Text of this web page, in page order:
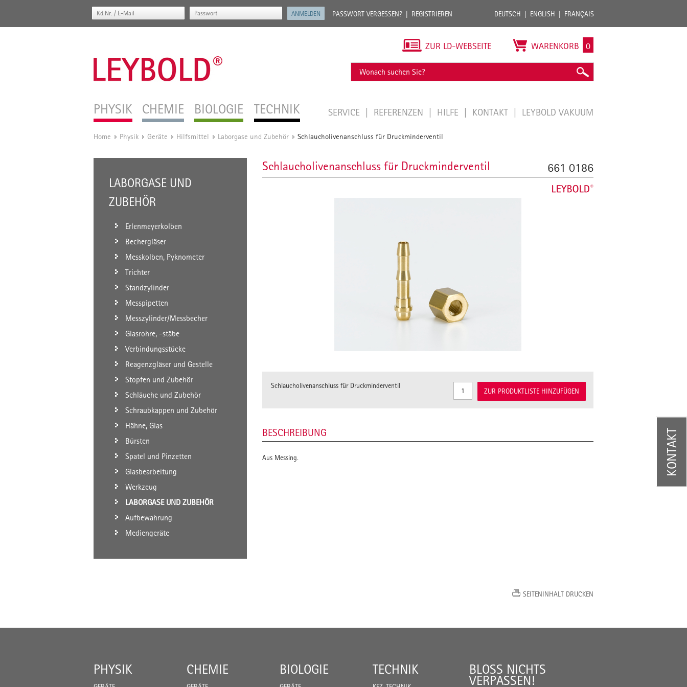
PASSWORT VERGESSEN? REGISTRIEREN DEUTSCH ENGLISH FRANÇAIS
PHYSIK CHEMIE BIOLOGIE TECHNIK
ZUR LD-WEBSEITE WARENKORB 0
SERVICE REFERENZEN HILFE KONTAKT LEYBOLD VAKUUM
Home / Physik / Geräte / Hilfsmittel / Laborgase und Zubehör / Schlaucholivenanschluss für Druckminderventil
LABORGASE UND
ZUBEHÖR
Erlenmeyerkolben
Bechergläser
Messkolben, Pyknometer
Trichter
Standzylinder
Messpipetten
Messzylinder/Messbecher
Glasrohre, -stäbe
Verbindungsstücke
Reagenzgläser und Gestelle
Stopfen und Zubehör
Schläuche und Zubehör
Schraubkappen und Zubehör
Hähne, Glas
Bürsten
Spatel und Pinzetten
Glasbearbeitung
Werkzeug
LABORGASE UND ZUBEHÖR
Aufbewahrung
Mediengeräte
Schlaucholivenanschluss für Druckminderventil 661 0186
Schlaucholivenanschluss für Druckminderventil
ZUR PRODUKTLISTE HINZUFÜGEN
BESCHREIBUNG
Aus Messing.
SEITENINHALT DRUCKEN
PHYSIK CHEMIE BIOLOGIE TECHNIK BLOSS NICHTS V
ERPASSEN!
KONTAKT